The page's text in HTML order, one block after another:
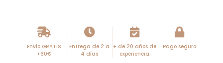
Envío GRATIS
+60€
Entrega de 2 a
4 días
+ de 20 años de
experiencia
Pago seguro